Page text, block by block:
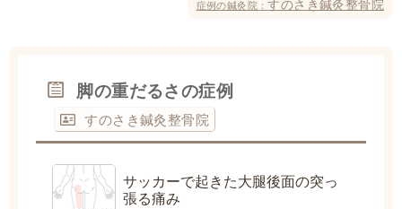
症例の鍼灸院：すのさき鍼灸整骨院
脚の重だるさの症例
すのさき鍼灸整骨院
サッカーで起きた大腿後面の突っ
張る痛み